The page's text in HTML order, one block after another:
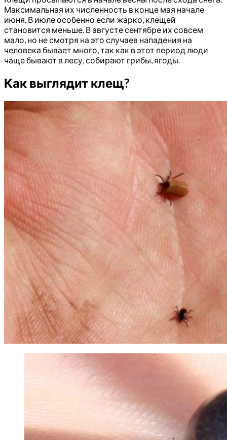
Максимальная их численность в конце мая начале
июня. В июле особенно если жарко, клещей
становится меньше. В августе сентябре их совсем
мало, но не смотря на это случаев нападения на
человека бывает много, так как в этот период люди
чаще бывают в лесу, собирают грибы, ягоды.
Как выглядит клещ?